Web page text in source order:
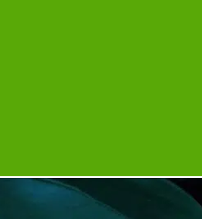
אלה בבית, וזאת כדי לגלות בכך שכל עשיית